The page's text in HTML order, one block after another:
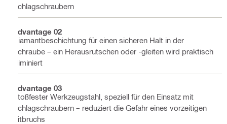
Schlagschraubern
Advantage 02
Diamantbeschichtung für einen sicheren Halt in der
Schraube – ein Herausrutschen oder -gleiten wird praktisch
eliminiert
Advantage 03
Stoßfester Werkzeugstahl, speziell für den Einsatz mit
Schlagschraubern – reduziert die Gefahr eines vorzeitigen
Bitbruchs